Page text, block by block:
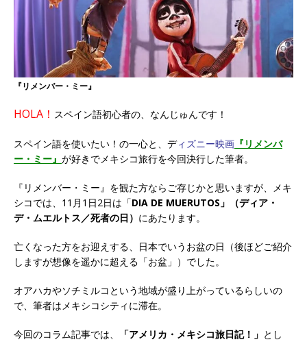
『リメンバー・ミー』
HOLA！ スペイン語初心者の、なんじゅんです！
スペイン語を使いたい！の一心と、ディズニー映画 『リメンバ
ー・ミー』 が好きでメキシコ旅行を今回決行した筆者。
『リメンバー・ミー』を観た方ならご存じかと思いますが、メキ
シコでは、11月1日2日は「DIA DE MUERUTOS」
（ディア・
デ・ムエルトス／死者の日） にあたります。
亡くなった方をお迎えする、日本でいうお盆の日（後ほどご紹介
しますが想像を遥かに超える「お盆」）でした。
オアハカやソチミルコという地域が盛り上がっているらしいの
で、筆者はメキシコシティに滞在。
今回のコラム記事では、 「アメリカ・メキシコ旅日記！」 とし